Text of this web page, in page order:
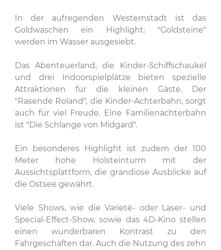
In der aufregenden Westernstadt ist das
Goldwaschen ein Highlight: "Goldsteine"
werden im Wasser ausgesiebt.
Das Abenteuerland, die Kinder-Schiffschaukel
und drei Indoorspielplätze bieten spezielle
Attraktionen für die kleinen Gäste. Der
"Rasende Roland", die Kinder-Achterbahn, sorgt
auch für viel Freude. Eine Familienachterbahn
ist "Die Schlange von Midgard".
Ein besonderes Highlight ist zudem der 100
Meter hohe Holsteinturm mit der
Aussichtsplattform, die grandiose Ausblicke auf
die Ostsee gewährt.
Viele Shows, wie die Varieté- oder Laser- und
Special-Effect-Show, sowie das 4D-Kino stellen
einen wunderbaren Kontrast zu den
Fahrgeschäften dar. Auch die Nutzung des zehn